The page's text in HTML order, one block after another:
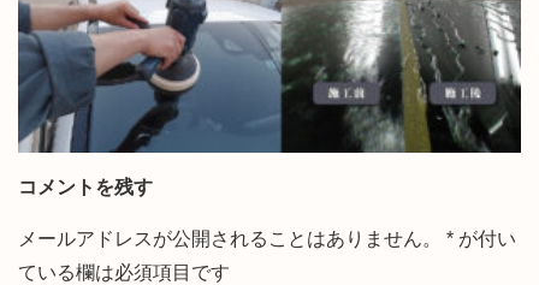
コメントを残す
メールアドレスが公開されることはありません。 * が付い
ている欄は必須項目です